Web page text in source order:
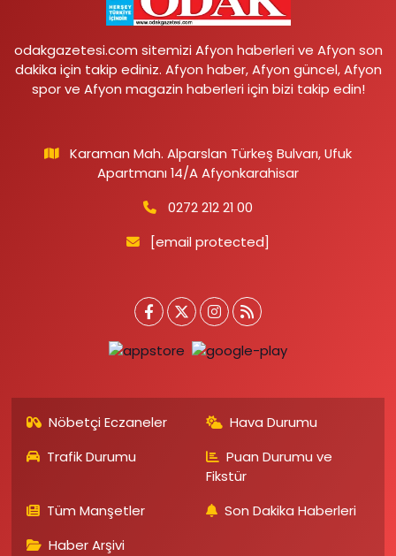
odakgazetesi.com sitemizi Afyon haberleri ve Afyon son
dakika için takip ediniz. Afyon haber, Afyon güncel, Afyon
spor ve Afyon magazin haberleri için bizi takip edin!
Karaman Mah. Alparslan Türkeş Bulvarı, Ufuk
Apartmanı 14/A Afyonkarahisar
0272 212 21 00
[email protected]
Nöbetçi Eczaneler
Hava Durumu
Trafik Durumu
Puan Durumu ve
Fikstür
Tüm Manşetler
Son Dakika Haberleri
Haber Arşivi